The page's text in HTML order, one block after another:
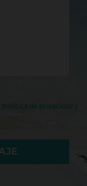
política de privacidad y